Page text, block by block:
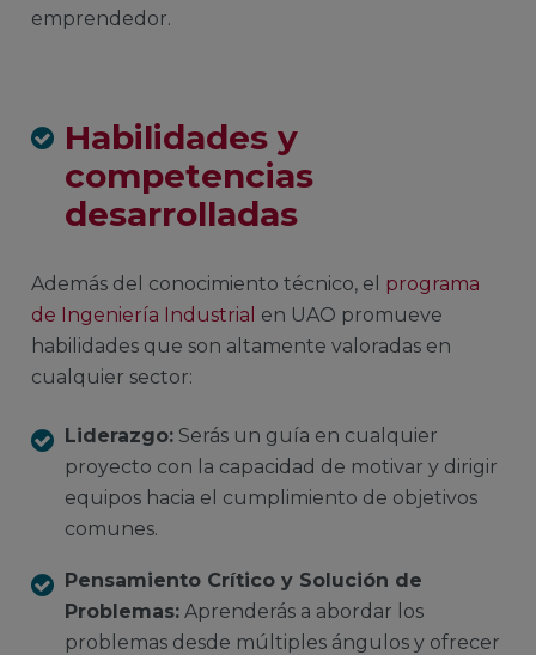
emprendedor.
Habilidades y
competencias
desarrolladas
Además del conocimiento técnico, el programa
de Ingeniería Industrial en UAO promueve
habilidades que son altamente valoradas en
cualquier sector:
Liderazgo: Serás un guía en cualquier
proyecto con la capacidad de motivar y dirigir
equipos hacia el cumplimiento de objetivos
comunes.
Pensamiento Crítico y Solución de
Problemas: Aprenderás a abordar los
problemas desde múltiples ángulos y ofrecer